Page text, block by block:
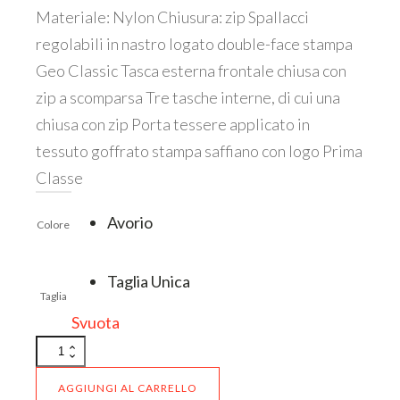
Materiale: Nylon Chiusura: zip Spallacci
regolabili in nastro logato double-face stampa
Geo Classic Tasca esterna frontale chiusa con
zip a scomparsa Tre tasche interne, di cui una
chiusa con zip Porta tessere applicato in
tessuto goffrato stampa saffiano con logo Prima
Classe
ESTERNO
INTERNO
Colore Avorio
Taglia
Taglia Unica
Svuota
GZ69
9762
Champagne
AGGIUNGI AL CARRELLO